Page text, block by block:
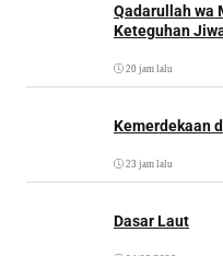
Qadarullah wa
Keteguhan
20 jam lalu
Kemerdekaan
23 jam lalu
Dasar Laut